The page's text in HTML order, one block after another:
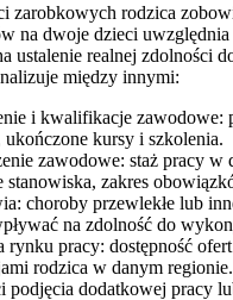
zarobkowych rodzica
na dwoje dzieci
ustalenie realnej zdolności
między innymi:
i kwalifikacje zawodowe:
kursy i szkolenia.
zawodowe: staż pracy w
stanowiska, zakres
choroby przewlekłe lub
na zdolność do
rynku pracy: dostępność
rodzica w danym regionie.
podjęcia dodatkowej pracy